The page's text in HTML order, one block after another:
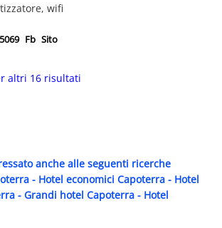
wifi
Fb Sito
altri 16 risultati
anche alle seguenti ricerche
- Hotel economici Capoterra - Hotel
- Grandi hotel Capoterra - Hotel